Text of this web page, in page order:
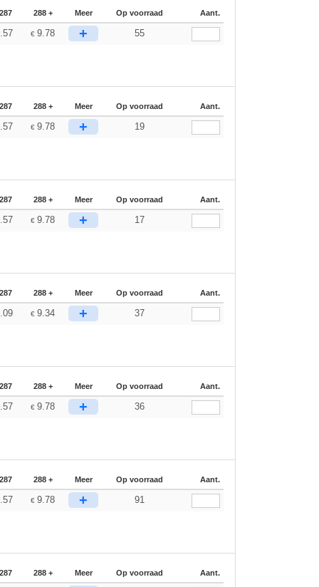
288 + Meer Op voorraad Aant.
€9.78 + 55
288 + Meer Op voorraad Aant.
€9.78 + 19
288 + Meer Op voorraad Aant.
€9.78 + 17
288 + Meer Op voorraad Aant.
€9.34 + 37
288 + Meer Op voorraad Aant.
€9.78 + 36
288 + Meer Op voorraad Aant.
€9.78 + 91
288 + Meer Op voorraad Aant.